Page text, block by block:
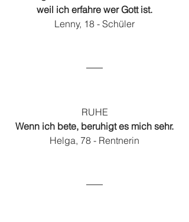
weil ich erfahre wer Gott ist.
Lenny, 18 - Schüler
RUHE
Wenn ich bete, beruhigt es mich sehr.
Helga, 78 - Rentnerin